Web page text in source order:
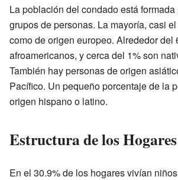
La población del condado está
grupos de personas. La mayoría, casi
como de origen europeo. Alrededor del
afroamericanos, y cerca del 1% son
También hay personas de origen
Pacífico. Un pequeño porcentaje de la
origen hispano o latino.
Estructura de los Hogares
En el 30.9% de los hogares vivían